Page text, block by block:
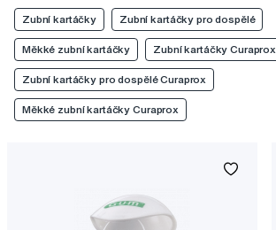
Zubní kartáčky Zubní kartáčky pro dospělé
Měkké zubní kartáčky Zubní kartáčky Curaprox
Zubní kartáčky pro dospělé Curaprox
Měkké zubní kartáčky Curaprox